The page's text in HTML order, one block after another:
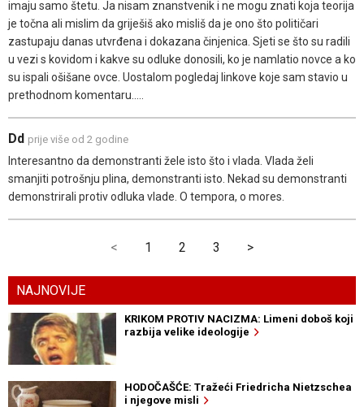
imaju samo štetu. Ja nisam znanstvenik i ne mogu znati koja teorija
je točna ali mislim da griješiš ako misliš da je ono što političari
zastupaju danas utvrđena i dokazana činjenica. Sjeti se što su radili
u vezi s kovidom i kakve su odluke donosili, ko je namlatio novce a ko
su ispali ošišane ovce. Uostalom pogledaj linkove koje sam stavio u
prethodnom komentaru.....
Dd prije više od 2 godine
Interesantno da demonstranti žele isto što i vlada. Vlada želi
smanjiti potrošnju plina, demonstranti isto. Nekad su demonstranti
demonstrirali protiv odluka vlade. O tempora, o mores.
< 1 2 3 >
NAJNOVIJE
KRIKOM PROTIV NACIZMA: Limeni doboš koji
razbija velike ideologije
HODOČAŠĆE: Tražeći Friedricha Nietzschea
i njegove misli